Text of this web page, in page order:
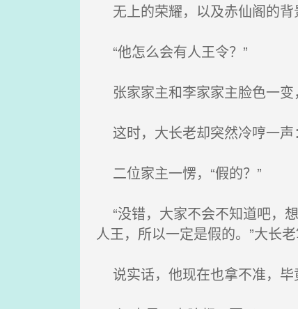
无上的荣耀，以及赤仙阁的背
“他怎么会有人王令？”
张家家主和李家家主脸色一变
这时，大长老却突然冷哼一声
二位家主一愣，“假的？”
“没错，大家不会不知道吧，
人王，所以一定是假的。”大长
说实话，他现在也拿不准，毕